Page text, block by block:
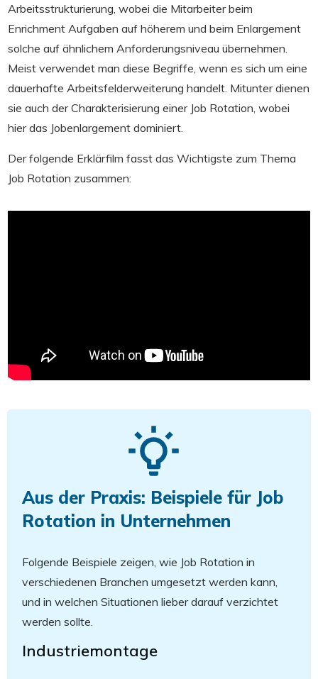
Arbeitsstrukturierung, wobei die Mitarbeiter beim
Enrichment Aufgaben auf höherem und beim Enlargement
solche auf ähnlichem Anforderungsniveau übernehmen.
Meist verwendet man diese Begriffe, wenn es sich um eine
dauerhafte Arbeitsfelderweiterung handelt. Mitunter dienen
sie auch der Charakterisierung einer Job Rotation, wobei
hier das Jobenlargement dominiert.
Der folgende Erklärfilm fasst das Wichtigste zum Thema
Job Rotation zusammen:
Aus der Praxis: Beispiele für Job
Rotation in Unternehmen
Folgende Beispiele zeigen, wie Job Rotation in
verschiedenen Branchen umgesetzt werden kann,
und in welchen Situationen lieber darauf verzichtet
werden sollte.
Industriemontage